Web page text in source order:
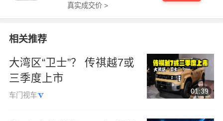
真实成交价 >
相关推荐
大湾区“卫士”？ 传祺越7或
三季度上市
车门视车
01:39